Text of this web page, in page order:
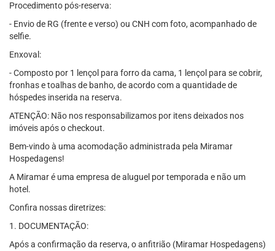
Procedimento pós-reserva:
- Envio de RG (frente e verso) ou CNH com foto, acompanhado de
selfie.
Enxoval:
- Composto por 1 lençol para forro da cama, 1 lençol para se cobrir,
fronhas e toalhas de banho, de acordo com a quantidade de
hóspedes inserida na reserva.
ATENÇÃO: Não nos responsabilizamos por itens deixados nos
imóveis após o checkout.
Bem-vindo à uma acomodação administrada pela Miramar
Hospedagens!
A Miramar é uma empresa de aluguel por temporada e não um
hotel.
Confira nossas diretrizes:
1. DOCUMENTAÇÃO:
Após a confirmação da reserva, o anfitrião (Miramar Hospedagens)